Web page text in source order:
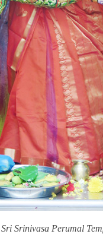
Srinivasa Perumal